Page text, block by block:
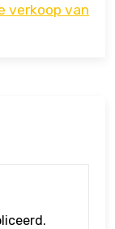
verkoop van